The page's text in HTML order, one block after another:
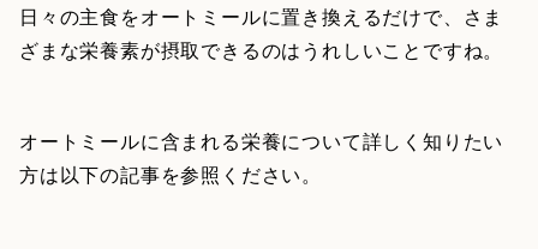
日々の主食をオートミールに置き換えるだけで、さま
ざまな栄養素が摂取できるのはうれしいことですね。
オートミールに含まれる栄養について詳しく知りたい
方は以下の記事を参照ください。